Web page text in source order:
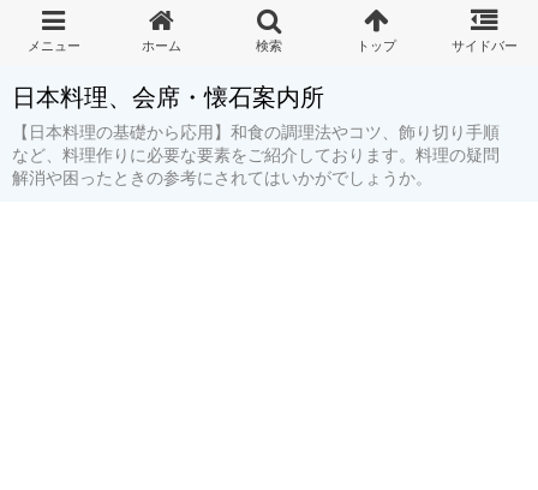
日本料理、会席・懐石案内所
【日本料理の基礎から応用】和食の調理法やコツ、飾り切り手順
など、料理作りに必要な要素をご紹介しております。料理の疑問
解消や困ったときの参考にされてはいかがでしょうか。